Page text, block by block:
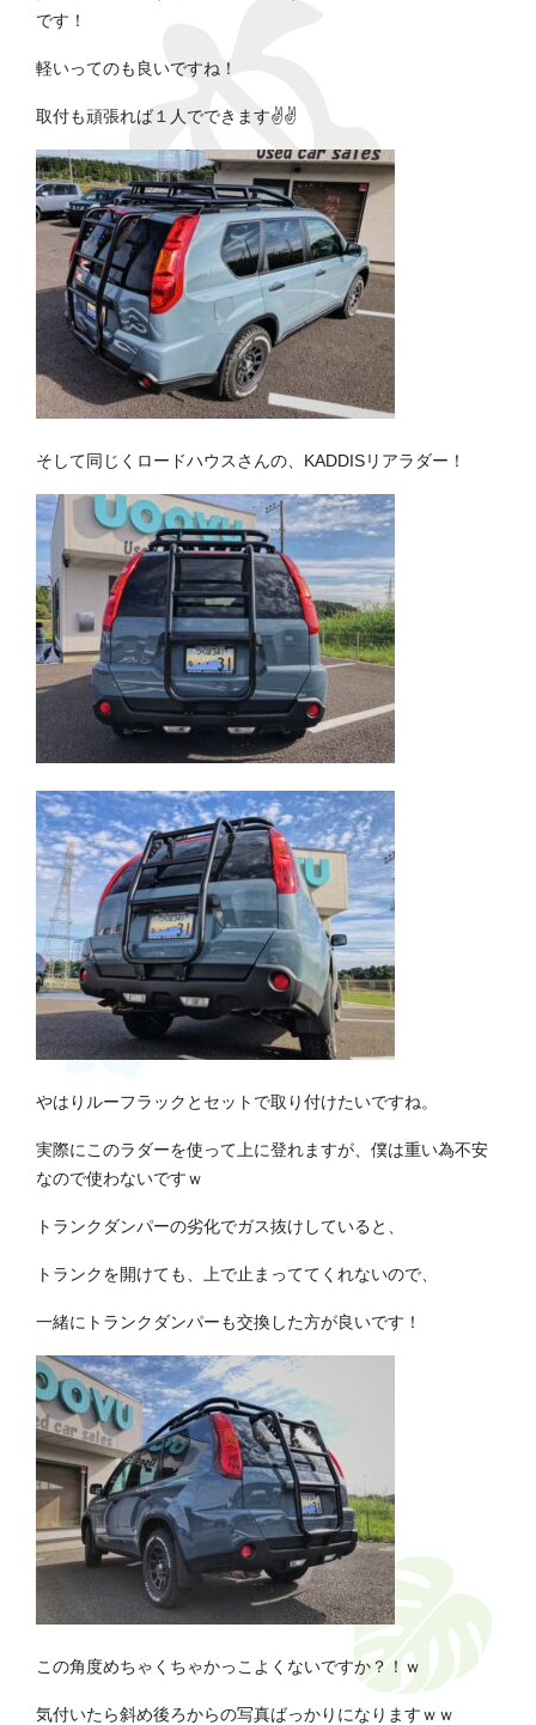
です！
軽いってのも良いですね！
取付も頑張れば１人でできます✌✌
そして同じくロードハウスさんの、KADDISリアラダー！
やはりルーフラックとセットで取り付けたいですね。
実際にこのラダーを使って上に登れますが、僕は重い為不安
なので使わないですｗ
トランクダンパーの劣化でガス抜けしていると、
トランクを開けても、上で止まっててくれないので、
一緒にトランクダンパーも交換した方が良いです！
この角度めちゃくちゃかっこよくないですか？！ｗ
気付いたら斜め後ろからの写真ばっかりになりますｗｗ